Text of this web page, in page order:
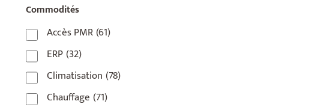
92800(1)
93(1)
93 420(1)
93100(1)
93200(1)
Commodités
Accès PMR(61)
ERP(32)
Climatisation (78)
Chauffage (71)